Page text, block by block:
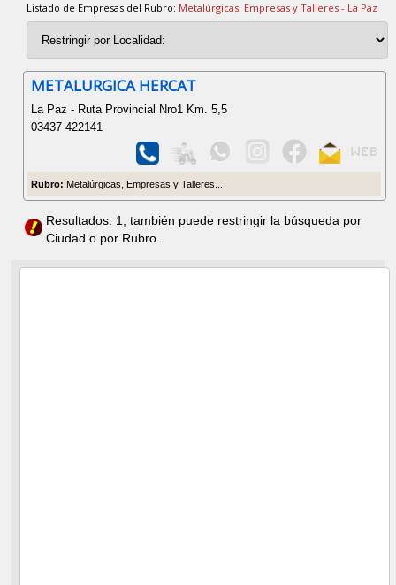
Listado de Empresas del Rubro: Metalúrgicas, Empresas y Talleres - La Paz
METALURGICA HERCAT
La Paz - Ruta Provincial Nro1 Km. 5,5
03437 422141
Rubro: Metalúrgicas, Empresas y Talleres...
Resultados: 1, también puede restringir la búsqueda por
Ciudad o por Rubro.